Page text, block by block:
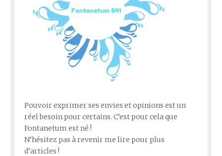
Pouvoir exprimer ses envies et opinions est un
réel besoin pour certains. C’est pour cela que
Fontanetum est né !
N’hésitez pas à revenir me lire pour plus
d’articles !